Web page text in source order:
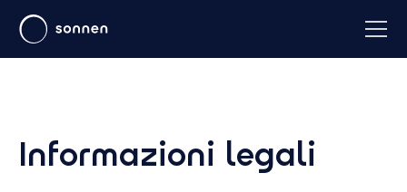
Informazioni legali